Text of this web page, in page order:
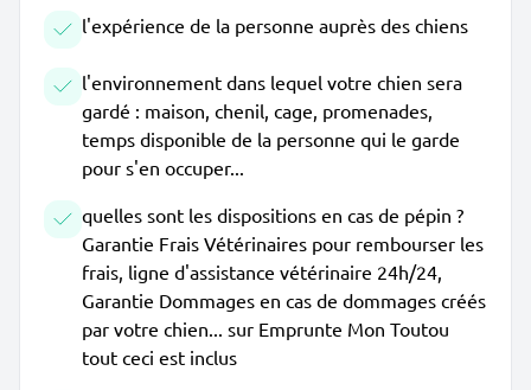
l'expérience de la personne auprès des chiens
l'environnement dans lequel votre chien sera
gardé : maison, chenil, cage, promenades,
temps disponible de la personne qui le garde
pour s'en occuper...
quelles sont les dispositions en cas de pépin ?
Garantie Frais Vétérinaires pour rembourser les
frais, ligne d'assistance vétérinaire 24h/24,
Garantie Dommages en cas de dommages créés
par votre chien... sur Emprunte Mon Toutou
tout ceci est inclus